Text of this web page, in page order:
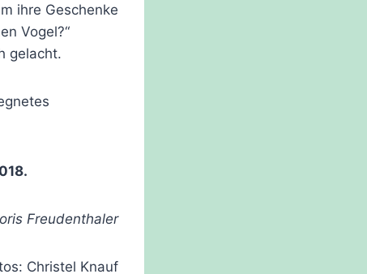
ihre Geschenke
Vogel?“
gelacht.
Freudenthaler
Christel Knauf